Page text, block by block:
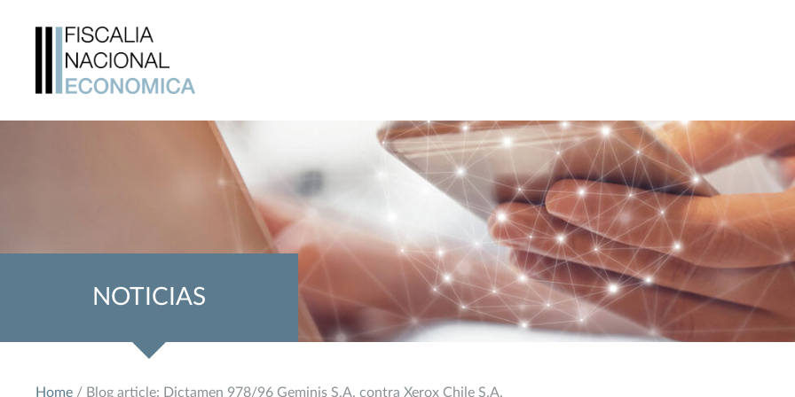
NOTICIAS
Home / Blog article: Dictamen 978/96 Geminis S.A. contra Xerox Chile S.A.